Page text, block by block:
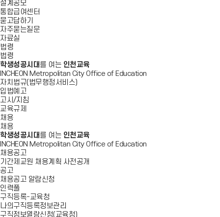
설계공모
통합급여센터
묻고답하기
자주묻는질문
자료실
법령
법령
학생성공시대 를 여는 인천교육
INCHEON Metropolitan City Office of Education
자치법규(법무행정서비스)
입법예고
고시/지침
교육규제
채용
채용
학생성공시대 를 여는 인천교육
INCHEON Metropolitan City Office of Education
채용공고
기간제교원 채용계획 사전공개
공고
채용공고 알람신청
인력풀
구직등록-교육청
나의구직등록정보관리
구직정보열람신청(교육청)